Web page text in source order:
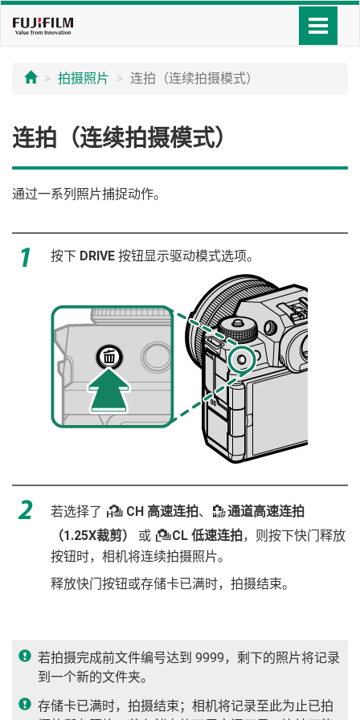
拍摄照片 连拍（连续拍摄模式）
连拍（连续拍摄模式）
通过一系列照片捕捉动作。
按下 DRIVE 按钮显示驱动模式选项。
若选择了 J CH 高速连拍、 J通道高速连拍
（1.25X裁剪）
或 OCL 低速连拍，则按下快门释放
按钮时，相机将连续拍摄照片。
释放快门按钮或存储卡已满时，拍摄结束。
若拍摄完成前文件编号达到 9999，剩下的照片将记录
到一个新的文件夹。
存储卡已满时，拍摄结束；相机将记录至此为止已拍